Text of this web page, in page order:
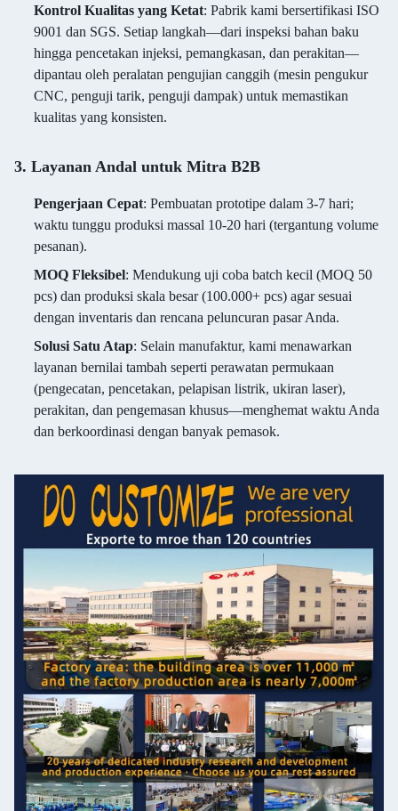
Kontrol Kualitas yang Ketat: Pabrik kami bersertifikasi ISO
9001 dan SGS. Setiap langkah—dari inspeksi bahan baku
hingga pencetakan injeksi, pemangkasan, dan perakitan—
dipantau oleh peralatan pengujian canggih (mesin pengukur
CNC, penguji tarik, penguji dampak) untuk memastikan
kualitas yang konsisten.
3. Layanan Andal untuk Mitra B2B
Pengerjaan Cepat: Pembuatan prototipe dalam 3-7 hari;
waktu tunggu produksi massal 10-20 hari (tergantung volume
pesanan).
MOQ Fleksibel: Mendukung uji coba batch kecil (MOQ 50
pcs) dan produksi skala besar (100.000+ pcs) agar sesuai
dengan inventaris dan rencana peluncuran pasar Anda.
Solusi Satu Atap: Selain manufaktur, kami menawarkan
layanan bernilai tambah seperti perawatan permukaan
(pengecatan, pencetakan, pelapisan listrik, ukiran laser),
perakitan, dan pengemasan khusus—menghemat waktu Anda
dan berkoordinasi dengan banyak pemasok.